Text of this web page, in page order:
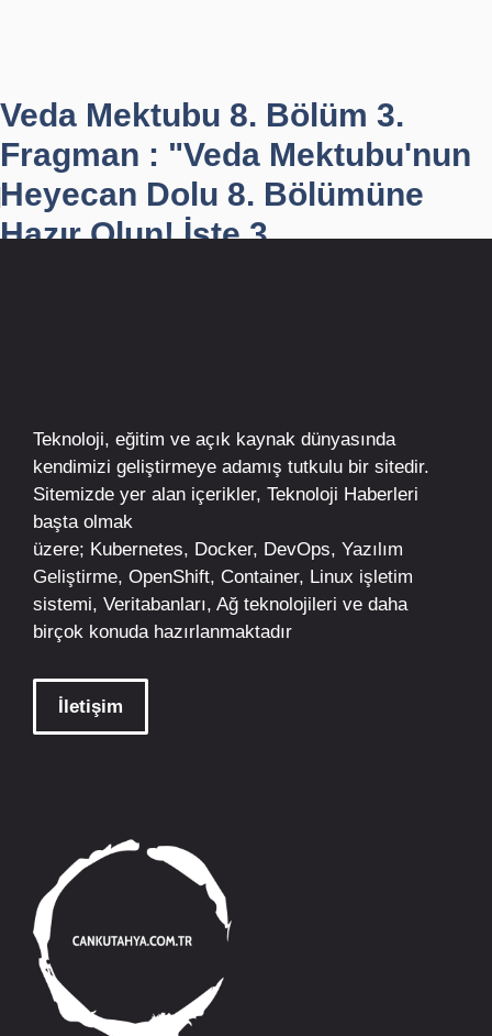
Veda Mektubu 8. Bölüm 3.
Fragman : "Veda Mektubu'nun
Heyecan Dolu 8. Bölümüne
Hazır Olun! İşte 3. ...
Teknoloji, eğitim ve açık kaynak dünyasında
kendimizi geliştirmeye adamış tutkulu bir sitedir.
Sitemizde yer alan içerikler, Teknoloji Haberleri
başta olmak
üzere; Kubernetes, Docker, DevOps, Yazılım
Geliştirme, OpenShift, Container, Linux işletim
sistemi, Veritabanları, Ağ teknolojileri ve daha
birçok konuda hazırlanmaktadır
İletişim